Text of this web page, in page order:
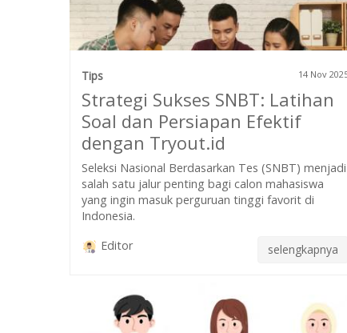
Tips 14 Nov
Strategi Sukses SNBT: Latihan
Soal dan Persiapan Efektif
dengan Tryout.id
Seleksi Nasional Berdasarkan Tes (SNBT) menjadi
salah satu jalur penting bagi calon mahasiswa
yang ingin masuk perguruan tinggi favorit di
Indonesia.
Editor
selengkapnya